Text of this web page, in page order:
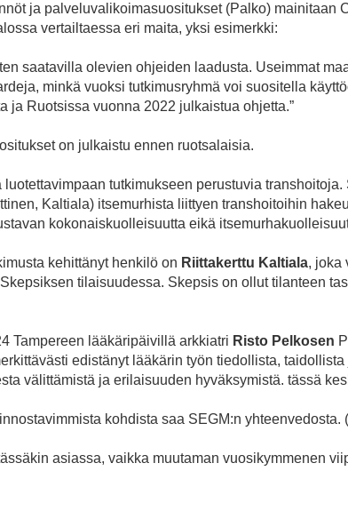
ja palveluvalikoimasuositukset (Palko) mainitaan
vertailtaessa eri maita, yksi esimerkki:
saatavilla olevien ohjeiden laadusta. Useimmat
minkä vuoksi tutkimusryhmä voi suositella
ja Ruotsissa vuonna 2022 julkaistua ohjetta.”
on julkaistu ennen ruotsalaisia.
tutkimukseen perustuvia transhoitoja.
Kaltiala) itsemurhista liittyen transhoitoihin
kokonaiskuolleisuutta eikä
kehittänyt henkilö on Riittakerttu Kaltiala, joka
tilaisuudessa. Skepsis on ollut tilanteen
Tampereen lääkäripäivillä arkkiatri Risto Pelkosen
edistänyt lääkärin työn tiedollista,
välittämistä ja erilaisuuden hyväksymistä. tässä
kohdista saa SEGM:n yhteenvedosta.
asiassa, vaikka muutaman vuosikymmenen